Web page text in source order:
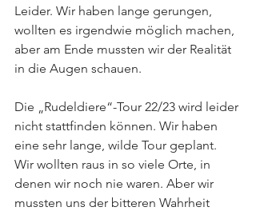
Leider. Wir haben lange gerungen,
wollten es irgendwie möglich machen,
aber am Ende mussten wir der Realität
in die Augen schauen.
Die „Rudeldiere“-Tour 22/23 wird leider
nicht stattfinden können. Wir haben
eine sehr lange, wilde Tour geplant.
Wir wollten raus in so viele Orte, in
denen wir noch nie waren. Aber wir
mussten uns der bitteren Wahrheit